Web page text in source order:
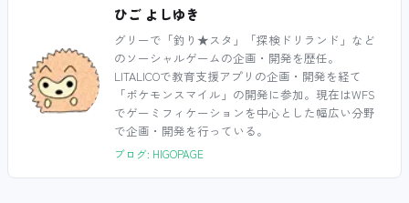
ひご よしゆき
グリーで「釣り★スタ」「探検ドリランド」など
のソーシャルゲームの企画・開発を歴任。
LITALICOで教育支援アプリの企画・開発を経て
「ポケモンスマイル」の開発に参加。現在はWFS
でゲーミフィケーションを中心とした幅広い分野
で企画・開発を行っている。
ブログ: HIGOPAGE